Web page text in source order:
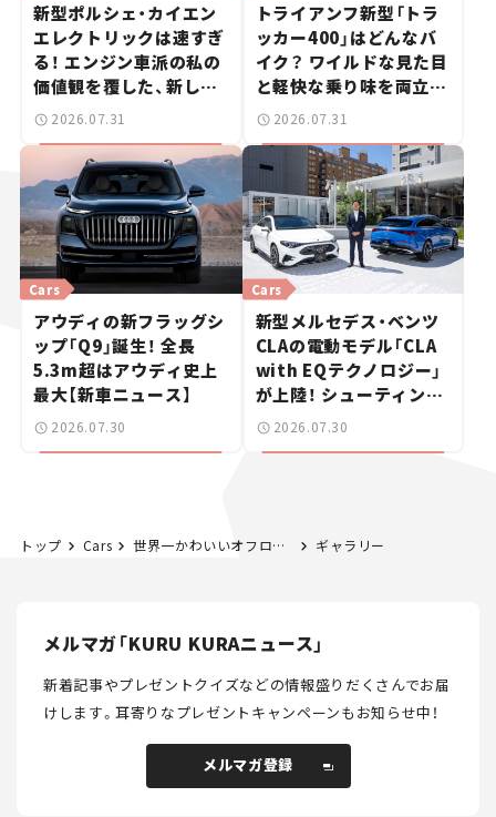
新型ポルシェ・カイエン
エレクトリックは速すぎ
る！ エンジン車派の私の
価値観を覆した、新しい
ポルシェの走り。
2026.07.31
トライアンフ新型「トラ
ッカー400」はどんなバ
イク？ ワイルドな見た目
と軽快な乗り味を両立し
た400ccフラットトラッ
2026.07.31
アウディの新フラッグシ
ップ「Q9」誕生！ 全長
5.3m超はアウディ史上
最大【新車ニュース】
Cars
2026.07.30
新型メルセデス・ベンツ
CLAの電動モデル「CLA
with EQテクノロジー」
が上陸！ シューティング
ブレークも発売【新車ニ
Cars
2026.07.30
トップ Cars 世界一かわいいオフローダー!? 日本に1台のみの「フェルヴェス・レンジャー」ってどんなクルマ？──【世界の名車・珍車図鑑】Vol.18 ギャラリー
メルマガ「KURU KURAニュース」
新着記事やプレゼントクイズなどの情報盛りだくさんでお届
けします。耳寄りなプレゼントキャンペーンもお知らせ中！
メルマガ登録